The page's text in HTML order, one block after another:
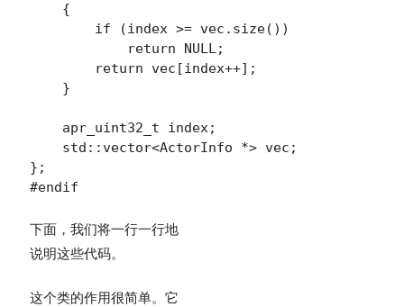
    {
        if (index >= vec.size())
            return NULL;
        return vec[index++];
    }
    apr_uint32_t index;
    std::vector<ActorInfo *> vec;
};
#endif
下面，我们将一行一行地
说明这些代码。
这个类的作用很简单。它